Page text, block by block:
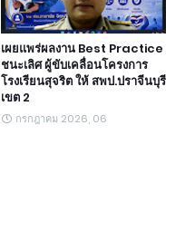
เผยแพร่ผลงาน Best Practice
ชนะเลิศ ผู้ขับเคลื่อนโครงการ
โรงเรียนสุจริต ให้ สพป.ปราจีนบุรี
เขต 2
กรกฎาคม 2026, 06